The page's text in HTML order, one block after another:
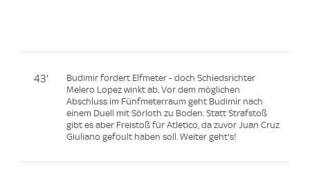
43'
Budimir fordert Elfmeter - doch Schiedsrichter
Melero Lopez winkt ab. Vor dem möglichen
Abschluss im Fünfmeterraum geht Budimir nach
einem Duell mit Sörloth zu Boden. Statt Strafstoß
gibt es aber Freistoß für Atletico, da zuvor Juan Cruz
Giuliano gefoult haben soll. Weiter geht's!